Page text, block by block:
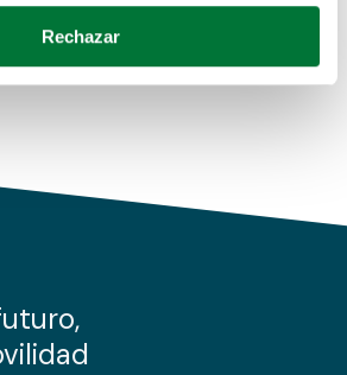
específicas (huellas
sobre cómo se procesan sus
uso que haga del sitio web con
redes sociales, publicidad y análisis
Rechazar